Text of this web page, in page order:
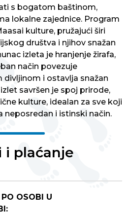
s bogatom baštinom,
lokalne zajednice. Program
kulture, pružajući širi
društva i njihov snažan
izleta je hranjenje žirafa,
način povezuje
i ostavlja snažan
savršen je spoj prirode,
kulture, idealan za sve koji
neposredan i istinski način.
i plaćanje
OSOBI U